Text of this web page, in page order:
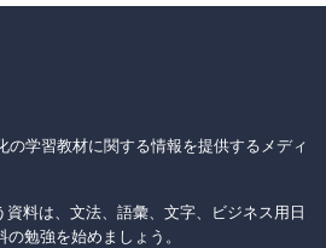
の学習教材に関する情報を提供するメディ
料は、文法、語彙、文字、ビジネス用日
勉強を始めましょう。